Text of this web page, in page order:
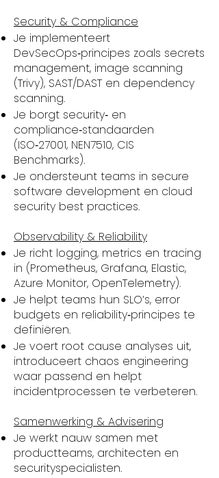
Security & Compliance
Je implementeert
DevSecOps‑principes zoals secrets
management, image scanning
(Trivy), SAST/DAST en dependency
scanning.
Je borgt security‑ en
compliance‑standaarden
(ISO‑27001, NEN7510, CIS
Benchmarks).
Je ondersteunt teams in secure
software development en cloud
security best practices.
Observability & Reliability
Je richt logging, metrics en tracing
in (Prometheus, Grafana, Elastic,
Azure Monitor, OpenTelemetry).
Je helpt teams hun SLO’s, error
budgets en reliability‑principes te
definiëren.
Je voert root cause analyses uit,
introduceert chaos engineering
waar passend en helpt
incidentprocessen te verbeteren.
Samenwerking & Advisering
Je werkt nauw samen met
productteams, architecten en
securityspecialisten.